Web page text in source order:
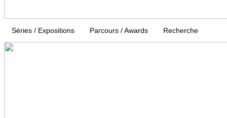
Séries / Expositions Parcours / Awards Recherche